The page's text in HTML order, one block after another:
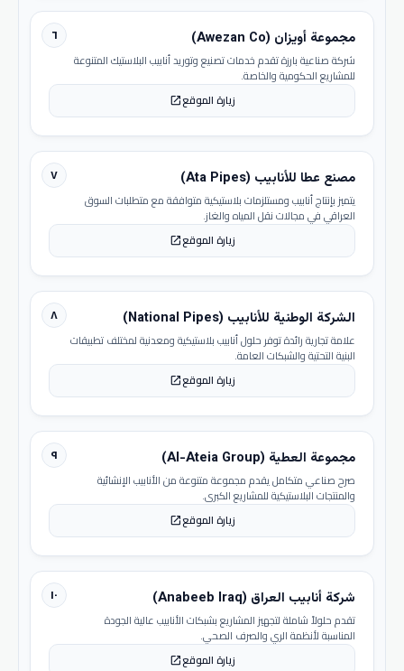
٦ مجموعة أويزان (Awezan Co)
شركة صناعية بارزة تقدم خدمات تصنيع وتوريد أنابيب البلاستيك المتنوعة
للمشاريع الحكومية والخاصة.
زيارة الموقعopen_in_new
٧ مصنع عطا للأنابيب (Ata Pipes)
يتميز بإنتاج أنابيب ومستلزمات بلاستيكية متوافقة مع متطلبات السوق
العراقي في مجالات نقل المياه والغاز.
زيارة الموقعopen_in_new
٨ الشركة الوطنية للأنابيب (National Pipes)
علامة تجارية رائدة توفر حلول أنابيب بلاستيكية ومعدنية لمختلف تطبيقات
البنية التحتية والشبكات العامة.
زيارة الموقعopen_in_new
٩ مجموعة العطية (Al-Ateia Group)
صرح صناعي متكامل يقدم مجموعة متنوعة من الأنابيب الإنشائية
والمنتجات البلاستيكية للمشاريع الكبرى.
زيارة الموقعopen_in_new
١٠ شركة أنابيب العراق (Anabeeb Iraq)
تقدم حلولاً شاملة لتجهيز المشاريع بشبكات الأنابيب عالية الجودة
المناسبة لأنظمة الري والصرف الصحي.
زيارة الموقعopen_in_new